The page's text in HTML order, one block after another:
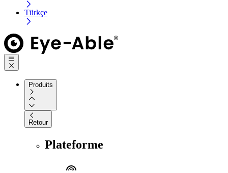
Türkçe
Produits
Retour
Plateforme